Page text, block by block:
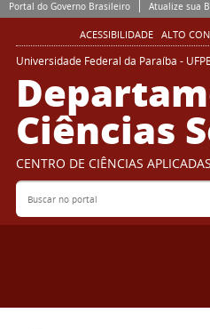
Portal do Governo Brasileiro Atualize sua
ACESSIBILIDADE ALTO
Universidade Federal da Paraíba -
Ciências
CENTRO DE CIÊNCIAS
Buscar no portal